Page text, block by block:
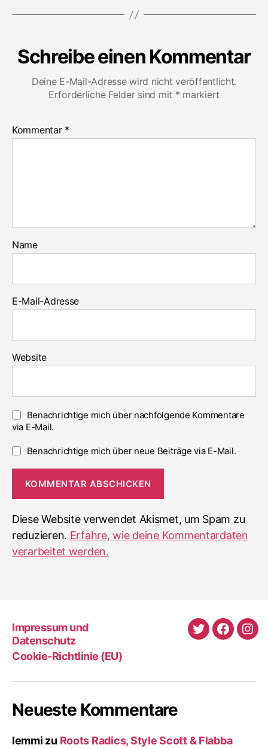
Schreibe einen Kommentar
Deine E-Mail-Adresse wird nicht veröffentlicht.
Erforderliche Felder sind mit * markiert
Kommentar *
Name
E-Mail-Adresse
Website
Benachrichtige mich über nachfolgende Kommentare
via E-Mail.
Benachrichtige mich über neue Beiträge via E-Mail.
Diese Website verwendet Akismet, um Spam zu
reduzieren. Erfahre, wie deine Kommentardaten
verarbeitet werden.
Impressum und
Datenschutz
Cookie-Richtlinie (EU)
Twitter
Neueste Kommentare
lemmi zu Roots Radics, Style Scott & Flabba